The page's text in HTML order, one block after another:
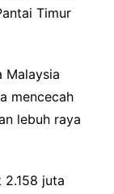
Timur
Malaysia
mencecah
lebuh raya
2.158 juta